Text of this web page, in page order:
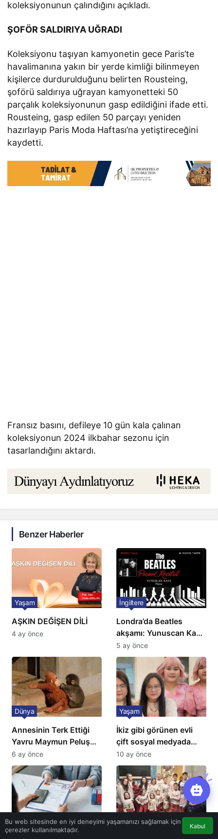
koleksiyonunun çalındığını açıkladı.
ŞOFÖR SALDIRIYA UĞRADI
Koleksiyonu taşıyan kamyonetin gece Paris’te
havalimanına yakın bir yerde kimliği bilinmeyen
kişilerce durdurulduğunu belirten Rousteing,
şoförü saldırıya uğrayan kamyonetteki 50
parçalık koleksiyonunun gasp edildiğini ifade etti.
Rousteing, gasp edilen 50 parçayı yeniden
hazırlayıp Paris Moda Haftası’na yetiştireceğini
kaydetti.
Fransız basını, defileye 10 gün kala çalınan
koleksiyonun 2024 ilkbahar sezonu için
tasarlandığını aktardı.
Benzer Haberler
AŞKIN DEĞİŞEN DİLİ
Yaşam
4 ay önce
Londra’da Beatles
akşamı: Yunuscan Kaya
klasik yorumuyla
sahnede
İngiltere
5 ay önce
Annesinin Terk Ettiği
Yavru Maymun Peluş
Oyuncağını Anne Bildi
Dünya
6 ay önce
İkiz gibi görünen evli
çift sosyal medyada
gündem oldu
Yaşam
10 ay önce
Dünya İngiltere
Bu web sitesinde en iyi deneyimi yaşamanızı sağlamak için
çerezler kullanılmaktadır.
Kabul